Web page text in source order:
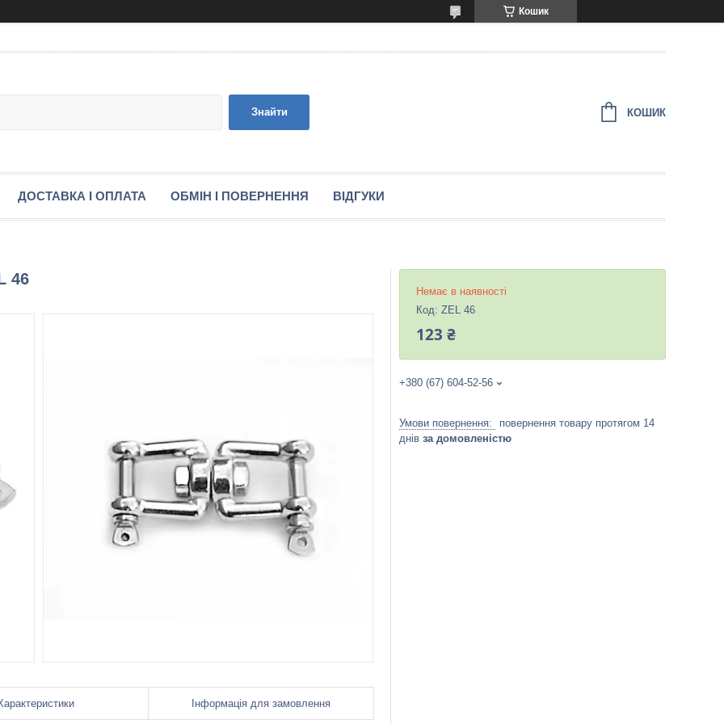
Кошик
Знайти КОШИК
ДОСТАВКА І ОПЛАТА ОБМІН І ПОВЕРНЕННЯ ВІДГУКИ
46
Інформація для замовлення
Немає в наявності
Код: ZEL 46
123 ₴
+380 (67) 604-52-56
повернення товару протягом 14
днів за домовленістю